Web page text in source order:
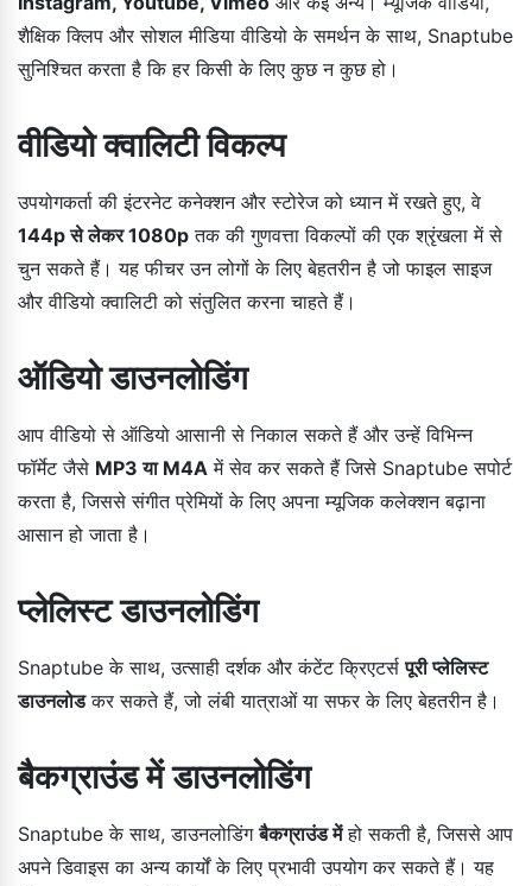
शैक्षिक क्लिप और सोशल मीडिया वीडियो के समर्थन के साथ, Snaptube
सुनिश्चित करता है कि हर किसी के लिए कुछ न कुछ हो।
वीडियो क्वालिटी विकल्प
उपयोगकर्ता की इंटरनेट कनेक्शन और स्टोरेज को ध्यान में रखते हुए, वे
144p से लेकर 1080p तक की गुणवत्ता विकल्पों की एक श्रृंखला में से
चुन सकते हैं। यह फीचर उन लोगों के लिए बेहतरीन है जो फाइल साइज
और वीडियो क्वालिटी को संतुलित करना चाहते हैं।
ऑडियो डाउनलोडिंग
आप वीडियो से ऑडियो आसानी से निकाल सकते हैं और उन्हें विभिन्न
फॉर्मेट जैसे MP3 या M4A में सेव कर सकते हैं जिसे Snaptube सपोर्ट
करता है, जिससे संगीत प्रेमियों के लिए अपना म्यूजिक कलेक्शन बढ़ाना
आसान हो जाता है।
प्लेलिस्ट डाउनलोडिंग
Snaptube के साथ, उत्साही दर्शक और कंटेंट क्रिएटर्सपूरी प्लेलिस्ट
डाउनलोडकर सकते हैं, जो लंबी यात्राओं या सफर के लिए बेहतरीन है।
बैकग्राउंड में डाउनलोडिंग
Snaptube के साथ, डाउनलोडिंगबैकग्राउंड मेंहो सकती है, जिससे आप
अपने डिवाइस का अन्य कार्यों के लिए प्रभावी उपयोग कर सकते हैं। यह